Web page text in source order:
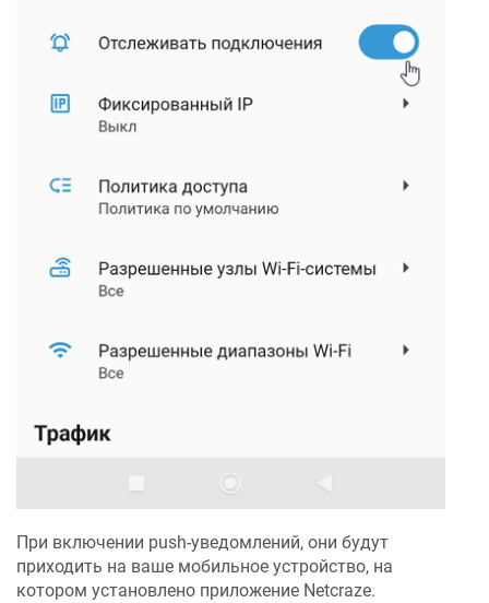
При включении push-уведомлений, они будут
приходить на ваше мобильное устройство, на
котором установлено приложение Netcraze.